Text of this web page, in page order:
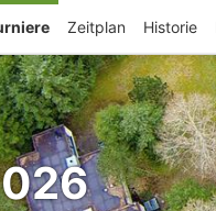
Zeitplan Historie